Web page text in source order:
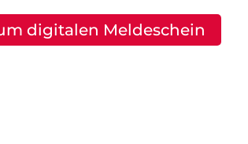
digitalen Meldeschein